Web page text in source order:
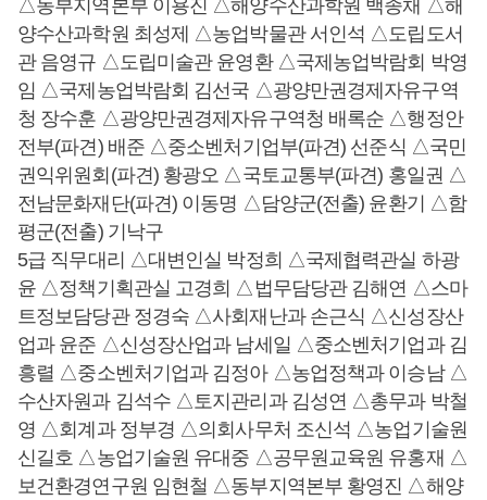
△동부지역본부 이용진 △해양수산과학원 백종채 △해
양수산과학원 최성제 △농업박물관 서인석 △도립도서
관 음영규 △도립미술관 윤영환 △국제농업박람회 박영
임 △국제농업박람회 김선국 △광양만권경제자유구역
청 장수훈 △광양만권경제자유구역청 배록순 △행정안
전부(파견) 배준 △중소벤처기업부(파견) 선준식 △국민
권익위원회(파견) 황광오 △국토교통부(파견) 홍일권 △
전남문화재단(파견) 이동명 △담양군(전출) 윤환기 △함
평군(전출) 기낙구
5급 직무대리 △대변인실 박정희 △국제협력관실 하광
윤 △정책기획관실 고경희 △법무담당관 김해연 △스마
트정보담당관 정경숙 △사회재난과 손근식 △신성장산
업과 윤준 △신성장산업과 남세일 △중소벤처기업과 김
흥렬 △중소벤처기업과 김정아 △농업정책과 이승남 △
수산자원과 김석수 △토지관리과 김성연 △총무과 박철
영 △회계과 정부경 △의회사무처 조신석 △농업기술원
신길호 △농업기술원 유대중 △공무원교육원 유홍재 △
보건환경연구원 임현철 △동부지역본부 황영진 △해양